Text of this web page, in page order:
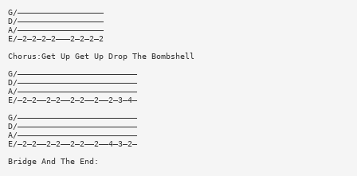
G/——————————————————
D/——————————————————
A/——————————————————
E/—2—2—2—2———2—2—2—2
Chorus:Get Up Get Up Drop The Bombshell
G/—————————————————————————
D/—————————————————————————
A/—————————————————————————
E/—2—2——2—2——2—2——2——2—3—4—
G/—————————————————————————
D/—————————————————————————
A/—————————————————————————
E/—2—2——2—2——2—2——2——4—3—2—
Bridge And The End: